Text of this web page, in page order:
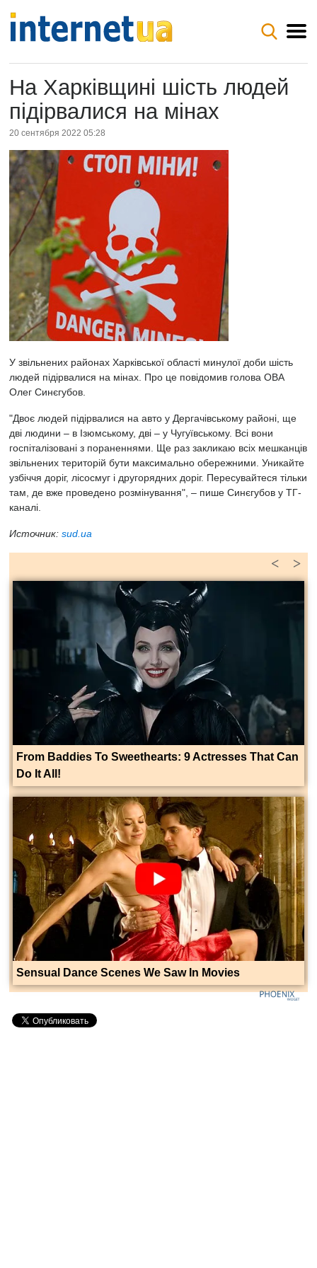
На Харківщині шість людей
підірвалися на мінах
20 сентября 2022 05:28
У звільнених районах Харківської області минулої доби шість
людей підірвалися на мінах. Про це повідомив голова ОВА
Олег Синєгубов.
"Двоє людей підірвалися на авто у Дергачівському районі, ще
дві людини – в Ізюмському, дві – у Чугуївському. Всі вони
госпіталізовані з пораненнями. Ще раз закликаю всіх мешканців
звільнених територій бути максимально обережними. Уникайте
узбіччя доріг, лісосмуг і другорядних доріг. Пересувайтеся тільки
там, де вже проведено розмінування", – пише Синєгубов у ТГ-
каналі.
Источник: sud.ua
>
<
From Baddies To Sweethearts: 9 Actresses That Can
Do It All!
Sensual Dance Scenes We Saw In Movies